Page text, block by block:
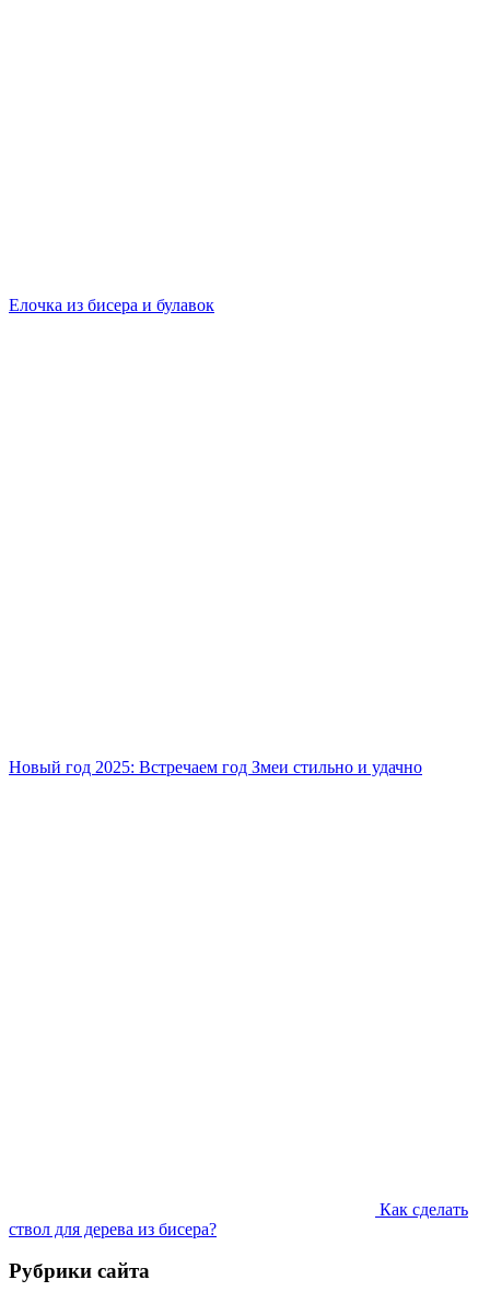
Елочка из бисера и булавок
Новый год 2025: Встречаем год Змеи стильно и удачно
Как сделать
ствол для дерева из бисера?
Рубрики сайта